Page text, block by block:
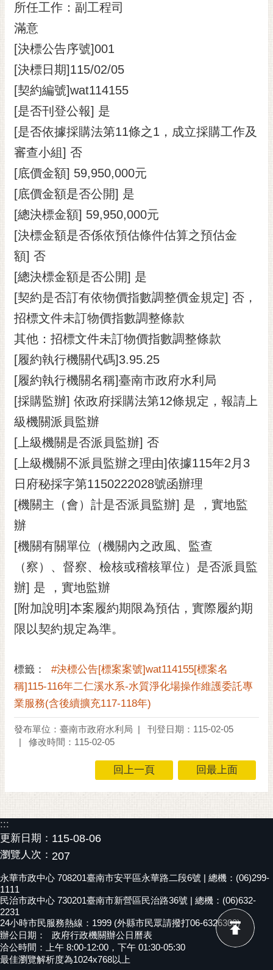
所任工作：副工程司
滿意
[決標公告序號]001
[決標日期]115/02/05
[契約編號]wat114155
[是否刊登公報] 是
[是否依據採購法第11條之1，成立採購工作及
審查小組] 否
[底價金額] 59,950,000元
[底價金額是否公開] 是
[總決標金額] 59,950,000元
[決標金額是否係依預估條件估算之預估金
額] 否
[總決標金額是否公開] 是
[契約是否訂有依物價指數調整價金規定] 否，
招標文件未訂物價指數調整條款
其他：招標文件未訂物價指數調整條款
[履約執行機關代碼]3.95.25
[履約執行機關名稱]臺南市政府水利局
[採購監辦] 依政府採購法第12條規定，報請上
級機關派員監辦
[上級機關是否派員監辦] 否
[上級機關不派員監辦之理由]依據115年2月3
日府秘採字第1150222028號函辦理
[機關主（會）計是否派員監辦] 是 ，實地監
辦
[機關有關單位（機關內之政風、監查
（察）、督察、檢核或稽核單位）是否派員監
辦] 是 ，實地監辦
[附加說明]本案履約期限為預估，實際履約期
限以契約規定為準。
標籤：
#決標公告[標案案號]wat114155[標案名
稱]115-116年二仁溪水系-水質淨化場操作維護委託專
業服務(含後續擴充117-118年)
發布單位：臺南市政府水利局
刊登日期：115-02-05
修改時間：115-02-05
回上一頁 回最上面
:::
更新日期： 115-08-06
瀏覽人次： 207
永華市政中心 708201臺南市安平區永華路二段6號 | 總機：(06)299-
1111
民治市政中心 730201臺南市新營區民治路36號 | 總機：(06)632-
2231
24小時市民服務熱線：1999 (外縣市民眾請撥打06-6326303)
辦公日期：
政府行政機關辦公日曆表
洽公時間：上午 8:00-12:00，下午 01:30-05:30
最佳瀏覽解析度為1024x768以上